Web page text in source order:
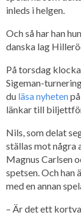
inleds i helgen.
Och så har han
danska lag
På torsdag
Sigeman-
du läsa nyheten
länkar till
Nils, som delat
ställas mot några
Magnus Carlsen
spetsen. Och han
med en annan
– Är det ett